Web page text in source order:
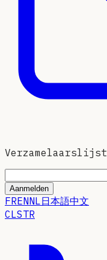
Verzamelaarslijst
Aanmelden
FRENNL日本語中文
CLSTR